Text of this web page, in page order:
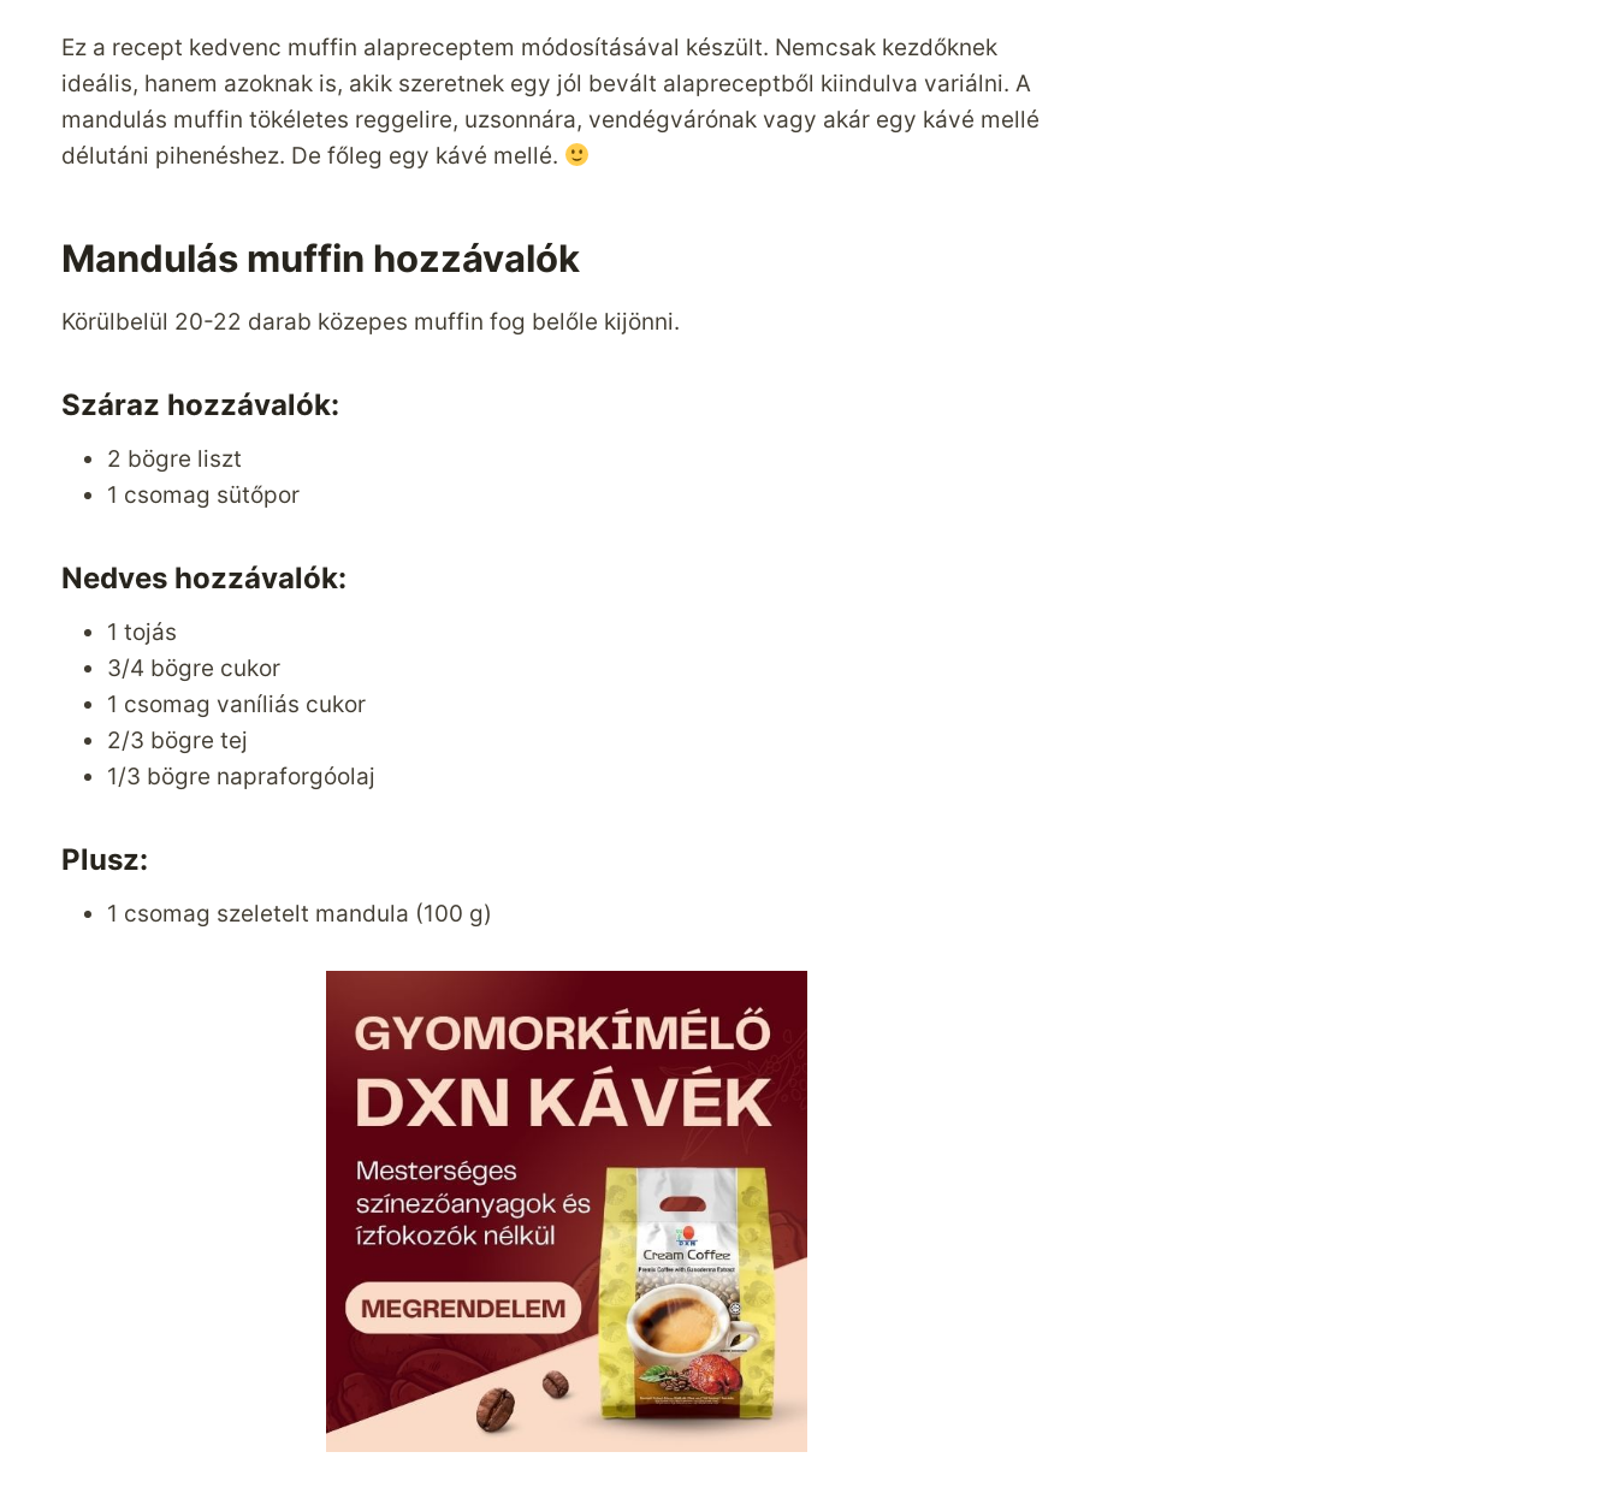
Ez a recept kedvenc muffin alapreceptem módosításával készült. Nemcsak kezdőknek
ideális, hanem azoknak is, akik szeretnek egy jól bevált alapreceptből kiindulva variálni. A
mandulás muffin tökéletes reggelire, uzsonnára, vendégvárónak vagy akár egy kávé mellé
délutáni pihenéshez. De főleg egy kávé mellé.
Mandulás muffin hozzávalók
Körülbelül 20-22 darab közepes muffin fog belőle kijönni.
Száraz hozzávalók:
2 bögre liszt
1 csomag sütőpor
Nedves hozzávalók:
1 tojás
3/4 bögre cukor
1 csomag vaníliás cukor
2/3 bögre tej
1/3 bögre napraforgóolaj
Plusz:
1 csomag szeletelt mandula (100 g)